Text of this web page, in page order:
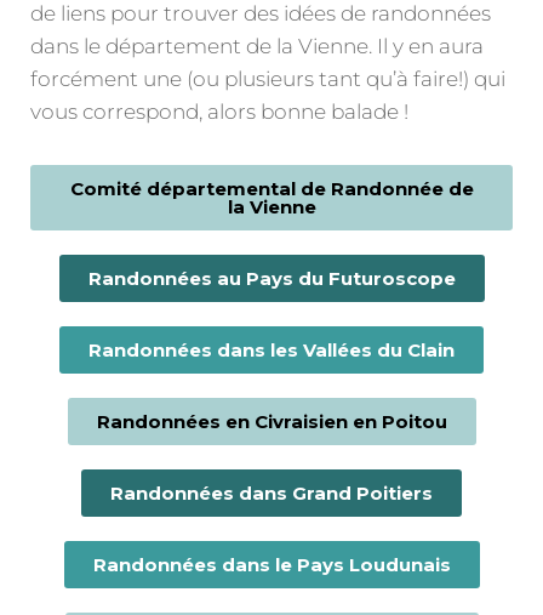
de liens pour trouver des idées de randonnées
dans le département de la Vienne. Il y en aura
forcément une (ou plusieurs tant qu’à faire!) qui
vous correspond, alors bonne balade !
Comité départemental de Randonnée de
la Vienne
Randonnées au Pays du Futuroscope
Randonnées dans les Vallées du Clain
Randonnées en Civraisien en Poitou
Randonnées dans Grand Poitiers
Randonnées dans le Pays Loudunais